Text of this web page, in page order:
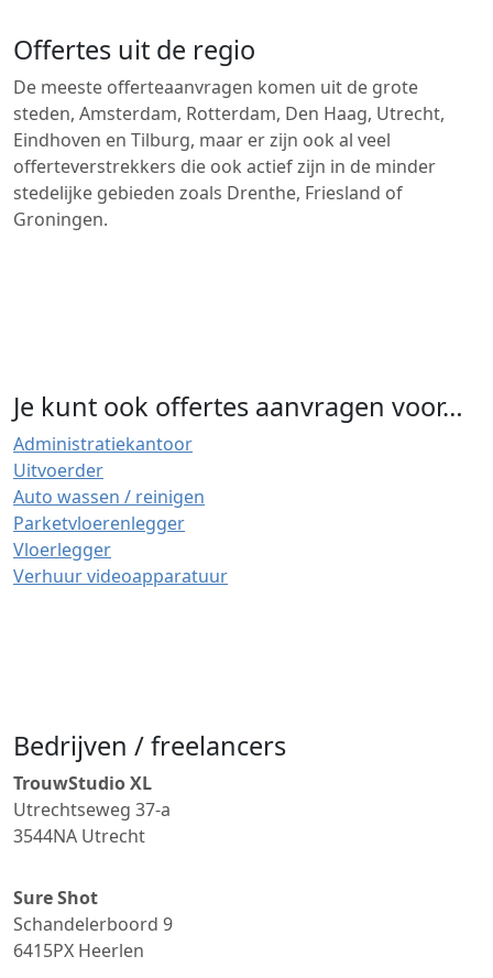
Offertes uit de regio
De meeste offerteaanvragen komen uit de grote
steden, Amsterdam, Rotterdam, Den Haag, Utrecht,
Eindhoven en Tilburg, maar er zijn ook al veel
offerteverstrekkers die ook actief zijn in de minder
stedelijke gebieden zoals Drenthe, Friesland of
Groningen.
Je kunt ook offertes aanvragen voor…
Administratiekantoor
Uitvoerder
Auto wassen / reinigen
Parketvloerenlegger
Vloerlegger
Verhuur videoapparatuur
Bedrijven / freelancers
TrouwStudio XL
Utrechtseweg 37-a
3544NA Utrecht
Sure Shot
Schandelerboord 9
6415PX Heerlen